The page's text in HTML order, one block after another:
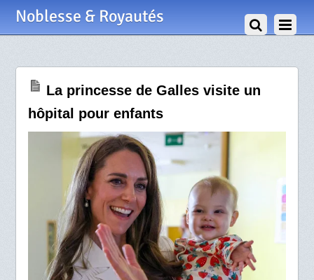
Noblesse & Royautés
La princesse de Galles visite un
hôpital pour enfants